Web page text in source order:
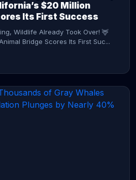
$20 Million
Its First Success
Wildlife Already Took Over! 🦌
Bridge Scores Its First Suc...